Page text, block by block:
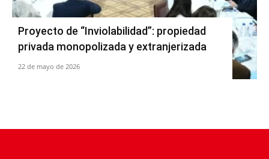
Proyecto de “Inviolabilidad”: propiedad
privada monopolizada y extranjerizada
22 de mayo de 2026